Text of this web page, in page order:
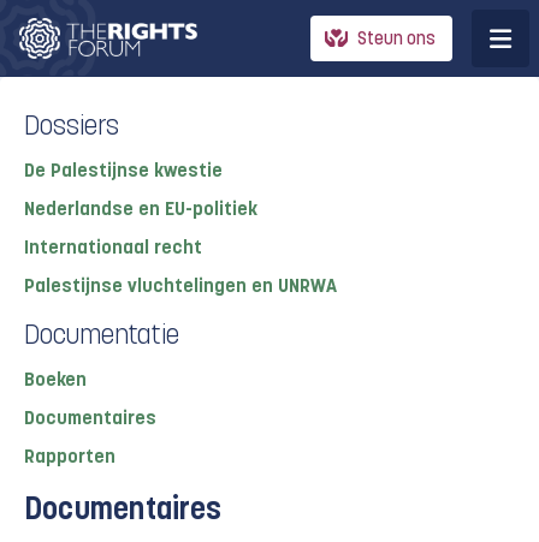
Steun ons
Dossiers
De Palestijnse kwestie
Nederlandse en EU-politiek
Internationaal recht
Palestijnse vluchtelingen en UNRWA
Documentatie
Boeken
Documentaires
Rapporten
Documentaires